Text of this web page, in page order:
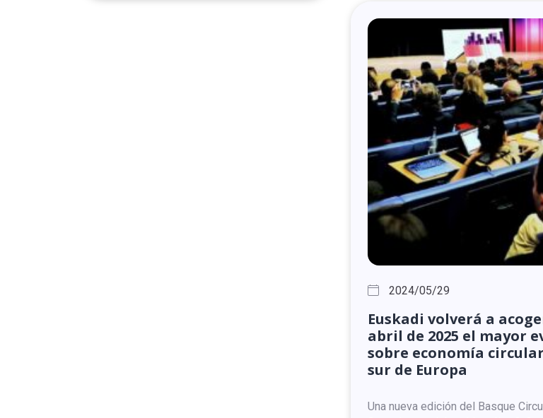
2024/05/29
Euskadi volverá a
abril de 2025 el mayor
sobre economía circular
sur de Europa
Una nueva edición del Basque